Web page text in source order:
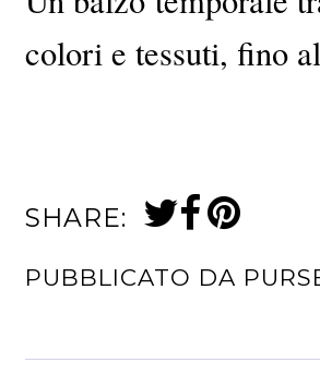
colori e tessuti, fino
SHARE:
PUBBLICATO DA